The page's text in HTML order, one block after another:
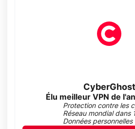
CyberGhost
Élu meilleur VPN de
Protection contre les
Réseau mondial dans
Données